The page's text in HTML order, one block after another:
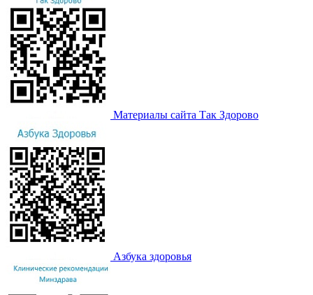
Материалы сайта Так Здорово
Азбука здоровья